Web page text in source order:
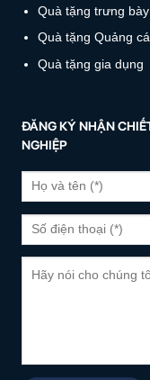
Quà tặng trưng bày
Quà tặng Quảng
Quà tặng gia dụng
ĐĂNG KÝ NHẬN
NGHIỆP